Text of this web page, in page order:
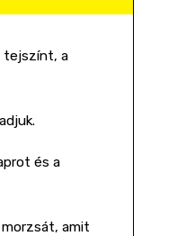
tejszínt, a
és a
amit